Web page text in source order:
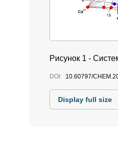
Рисунок 1 -
DOI: 10.60797/
Display full size